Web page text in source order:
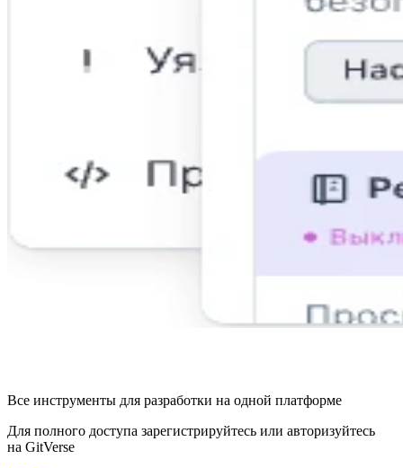
Все инструменты для разработки на одной платформе
Для полного доступа зарегистрируйтесь или авторизуйтесь
на GitVerse